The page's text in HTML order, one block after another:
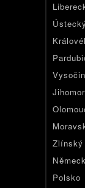
Zlínský
Polsko